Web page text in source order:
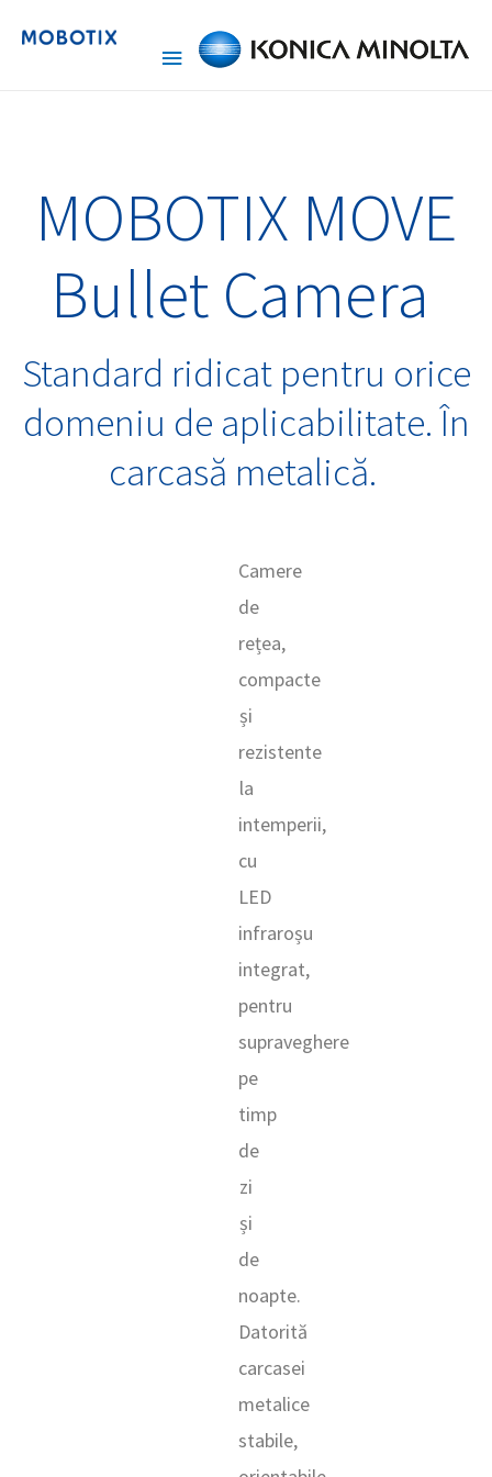
MOBOTIX MOVE
Bullet Camera
Standard ridicat pentru orice
domeniu de aplicabilitate. În
carcasă metalică.
Camere
de
rețea,
compacte
și
rezistente
la
intemperii,
cu
LED
infraroșu
integrat,
pentru
supraveghere
pe
timp
de
zi
și
de
noapte.
Datorită
carcasei
metalice
stabile,